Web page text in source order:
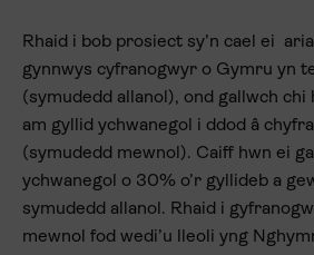
Rhaid i bob prosiect sy’n cael ei
gynnwys cyfranogwyr o Gymru yn
(symudedd allanol), ond gallwch chi
am gyllid ychwanegol i ddod â
(symudedd mewnol). Caiff hwn ei
ychwanegol o 30% o’r gyllideb a
symudedd allanol. Rhaid i
mewnol fod wedi’u lleoli yng